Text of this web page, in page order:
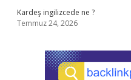
Kardeş ingilizcede ne ?
Temmuz 24, 2026